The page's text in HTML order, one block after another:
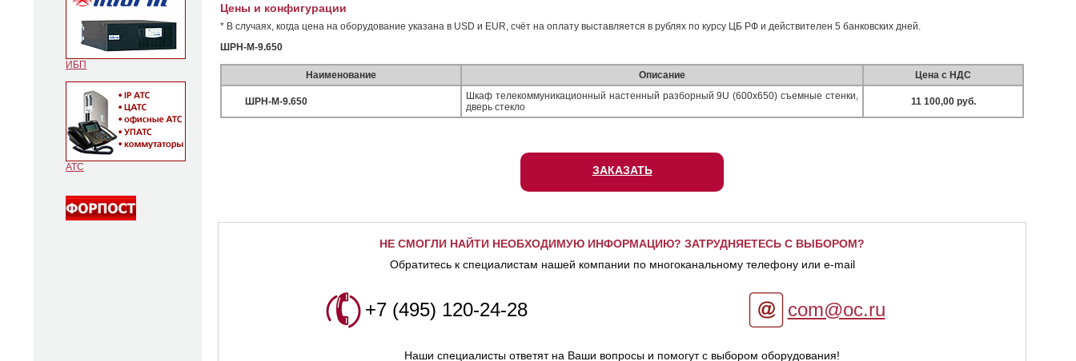
ИБП
АТС
Цены и конфигурации
* В случаях, когда цена на оборудование указана в USD и EUR, счёт на оплату выставляется в рублях по курсу ЦБ РФ и действителен 5 банковских дней.
ШРН-М-9.650
Наименование Описание Цена с НДС
ШРН-М-9.650
Шкаф телекоммуникационный настенный разборный 9U (600х650) съемные стенки,
дверь стекло
11 100,00 руб.
ЗАКАЗАТЬ
НЕ СМОГЛИ НАЙТИ НЕОБХОДИМУЮ ИНФОРМАЦИЮ? ЗАТРУДНЯЕТЕСЬ С ВЫБОРОМ?
Обратитесь к специалистам нашей компании по многоканальному телефону или e-mail
+7 (495) 120-24-28 com@oc.ru
Наши специалисты ответят на Ваши вопросы и помогут с выбором оборудования!